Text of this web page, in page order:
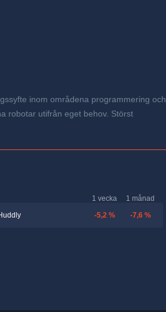
inom områdena programmering och
robotar utifrån eget behov. Störst
1 vecka
1 månad
-5,2 % -7,6 %